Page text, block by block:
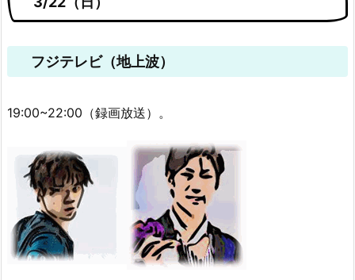
フジテレビ（地上波）
19:00~22:00（録画放送）。